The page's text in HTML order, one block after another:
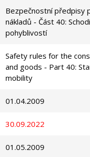
Bezpečnostní předpisy
nákladů - Část 40:
pohyblivostí
Safety rules for the
and goods - Part 40:
mobility
01.04.2009
30.09.2022
01.05.2009